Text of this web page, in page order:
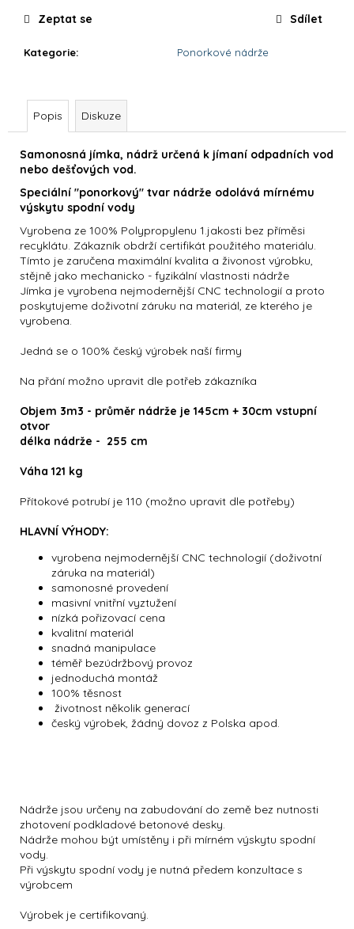
Kategorie: Ponorkové nádrže
Zeptat se Sdílet
Popis Diskuze
Samonosná jímka, nádrž určená k jímaní odpadních vod
nebo dešťových vod.
Speciální "ponorkový" tvar nádrže odolává mírnému
výskytu spodní vody
Vyrobena ze 100% Polypropylenu 1.jakosti bez příměsi
recyklátu. Zákazník obdrží certifikát použitého materiálu.
Tímto je zaručena maximální kvalita a živonost výrobku,
stějně jako mechanicko - fyzikální vlastnosti nádrže
Jímka je vyrobena nejmodernější CNC technologií a proto
poskytujeme doživotní záruku na materiál, ze kterého je
vyrobena.
Jedná se o 100% český výrobek naší firmy
Na přání možno upravit dle potřeb zákazníka
Objem 3m3 - průměr nádrže je 145cm + 30cm vstupní
otvor
délka nádrže - 255 cm
Váha 121 kg
Přítokové potrubí je 110 (možno upravit dle potřeby)
HLAVNÍ VÝHODY:
vyrobena nejmodernější CNC technologií (doživotní
záruka na materiál)
samonosné provedení
masivní vnitřní vyztužení
nízká pořizovací cena
kvalitní materiál
snadná manipulace
téměř bezúdržbový provoz
jednoduchá montáž
100% těsnost
životnost několik generací
český výrobek, žádný dovoz z Polska apod.
Nádrže jsou určeny na zabudování do země bez nutnosti
zhotovení podkladové betonové desky.
Nádrže mohou být umístěny i při mírném výskytu spodní
vody.
Při výskytu spodní vody je nutná předem konzultace s
výrobcem
Výrobek je certifikovaný.
DOLPHIN